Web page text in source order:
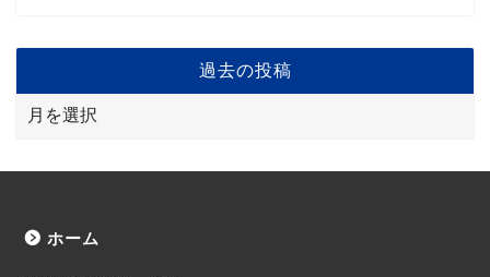
過去の投稿
ホーム